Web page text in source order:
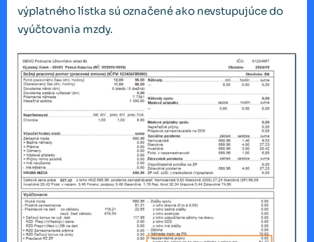
výplatného lístka sú označené ako nevstupujúce do
vyúčtovania mzdy.